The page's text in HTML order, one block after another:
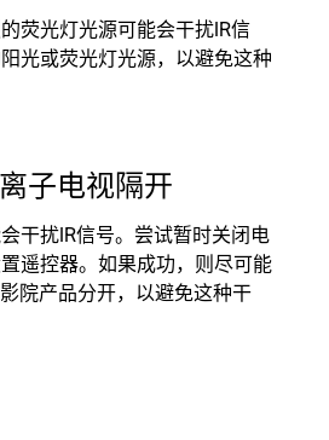
荧光灯光源可能会干扰IR信
光或荧光灯光源，以避免这种
子电视隔开
干扰IR信号。尝试暂时关闭电
遥控器。如果成功，则尽可能
院产品分开，以避免这种干